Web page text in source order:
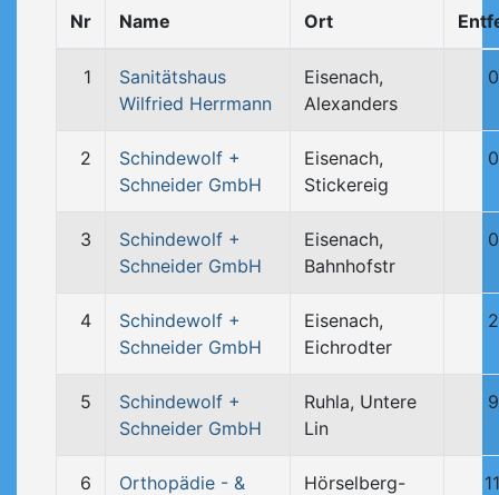
Nr Name Ort
1
Sanitätshaus
Wilfried Herrmann
Eisenach,
Alexanders
2
Schindewolf +
Schneider GmbH
Eisenach,
Stickereig
3
Schindewolf +
Schneider GmbH
Eisenach,
Bahnhofstr
4
Schindewolf +
Schneider GmbH
Eisenach,
Eichrodter
5
Schindewolf +
Schneider GmbH
Ruhla, Untere
Lin
6
Orthopädie - &
Hörselberg-